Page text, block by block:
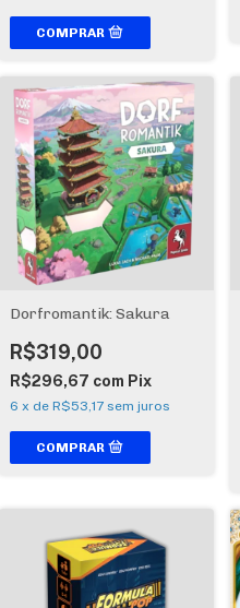
Dorfromantik: Sakura
R$319,00
R$296,67 com Pix
6 x deR$53,17 sem juros